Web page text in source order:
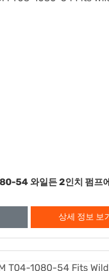
54 와일든 2인치 펌프
상세 정보 보